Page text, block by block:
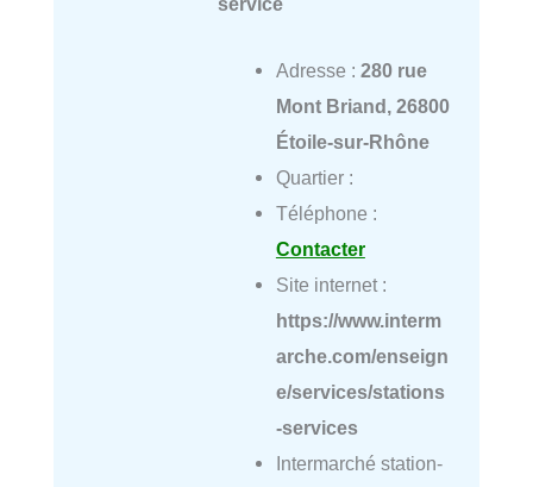
Adresse : 280 rue
Mont Briand, 26800
Étoile-sur-Rhône
Quartier :
Téléphone :
Contacter
Site internet :
https://www.interm
arche.com/enseign
e/services/stations
-services
Intermarché station-